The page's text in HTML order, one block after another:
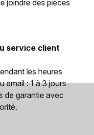
joindre des pièces
service client
les heures
email : 1 à 3 jours
de garantie avec